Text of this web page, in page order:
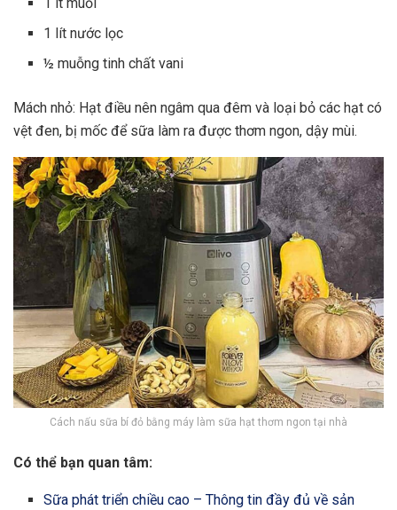
1 lít nước lọc
½ muỗng tinh chất vani
Mách nhỏ: Hạt điều nên ngâm qua đêm và loại bỏ các hạt có
vệt đen, bị mốc để sữa làm ra được thơm ngon, dậy mùi.
Cách nấu sữa bí đỏ bằng máy làm sữa hạt thơm ngon tại nhà
Có thể bạn quan tâm:
Sữa phát triển chiều cao – Thông tin đầy đủ về sản